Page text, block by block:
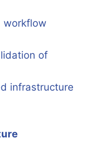
workflow
of
infrastructure